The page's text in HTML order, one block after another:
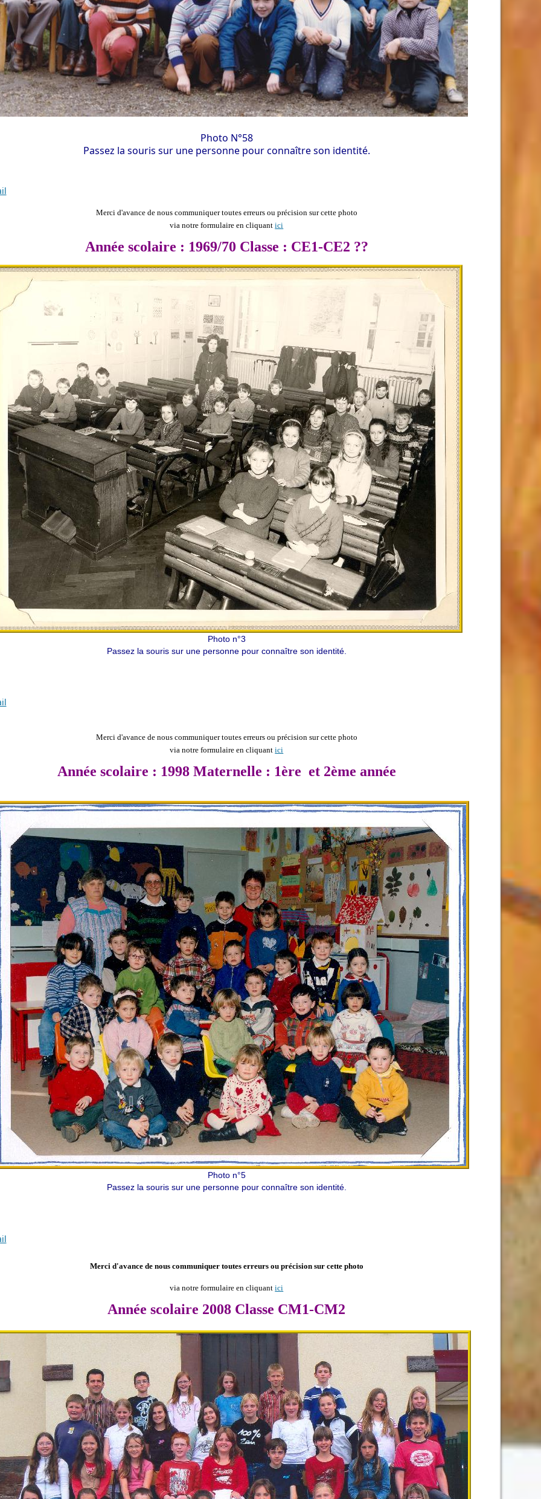
Photo N°58
Passez la souris sur une personne pour connaître son identité.
Merci d'avance de nous communiquer toutes erreurs ou précision sur cette photo
via notre formulaire en cliquantici
Année scolaire : 1969/70 Classe : CE1-CE2 ??
Photo n°3
Passez la souris sur une personne pour connaître son identité.
Merci d'avance de nous communiquer toutes erreurs ou précision sur cette photo
via notre formulaire en cliquantici
Année scolaire : 1998 Maternelle : 1ère et 2ème année
Photo n°5
Passez la souris sur une personne pour connaître son identité.
Merci d'avance de nous communiquer toutes erreurs ou précision sur cette photo
via notre formulaire en cliquantici
Année scolaire 2008 Classe CM1-CM2